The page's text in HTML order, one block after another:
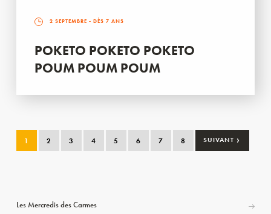
2 SEPTEMBRE - DÈS 7 ANS
POKETO POKETO POKETO
POUM POUM POUM
1 2 3 4 5 6 7 8 SUIVANT ›
Les Mercredis des Carmes